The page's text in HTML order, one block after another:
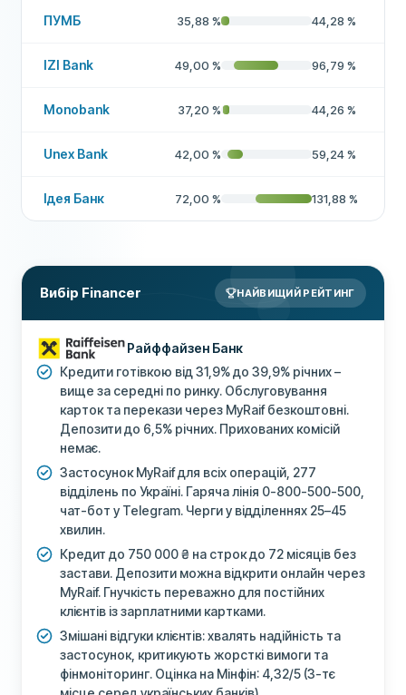
Захист мобільного телефону Ні
Лаунж для подорожуючих Ні
переваги
операції від 1 грн
ДОДАТКОВІ ПОЛЯ
Рекомендована компанія Так
Більше про цю компанію
ПУМБ 35,88 % 44,28 %
IZI Bank 49,00 % 96,79 %
Monobank 37,20 % 44,26 %
Unex Bank 42,00 % 59,24%
Ідея Банк 72,00 % 131,88 %
Вибір Financer НАЙВИЩИЙ РЕЙТИНГ
Райффайзен Банк
Кредити готівкою від 31,9% до 39,9% річних –
вище за середні по ринку. Обслуговування
карток та перекази через MyRaif безкоштовні.
Депозити до 6,5% річних. Прихованих комісій
немає.
Застосунок MyRaif для всіх операцій, 277
відділень по Україні. Гаряча лінія 0-800-500-500,
чат-бот у Telegram. Черги у відділеннях 25–45
хвилин.
Кредит до 750 000 ₴ на строк до 72 місяців без
застави. Депозити можна відкрити онлайн через
MyRaif. Гнучкість переважно для постійних
клієнтів із зарплатними картками.
Змішані відгуки клієнтів: хвалять надійність та
застосунок, критикують жорсткі вимоги та
фінмоніторинг. Оцінка на Мінфін: 4,32/5 (3-тє